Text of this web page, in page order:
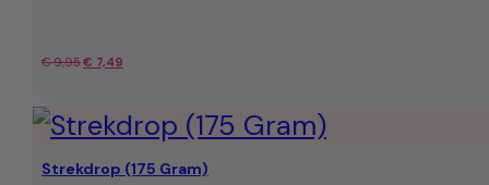
€9,95Oorspronkelijke
was:
€ 9,95.
€ 7,49
is:
€ 7,49.
Strekdrop (175 Gram)